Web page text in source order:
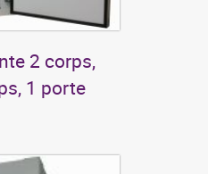
2 corps,
1 porte